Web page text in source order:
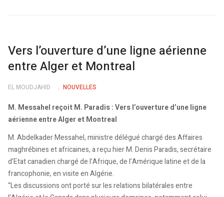
Vers l’ouverture d’une ligne aérienne
entre Alger et Montreal
EL MOUDJAHID NOUVELLES
M. Messahel reçoit M. Paradis : Vers l’ouverture d’une ligne
aérienne entre Alger et Montreal
M. Abdelkader Messahel, ministre délégué chargé des Affaires
maghrébines et africaines, a reçu hier M. Denis Paradis, secrétaire
d’Etat canadien chargé de l’Afrique, de l’Amérique latine et de la
francophonie, en visite en Algérie.
“Les discussions ont porté sur les relations bilatérales entre